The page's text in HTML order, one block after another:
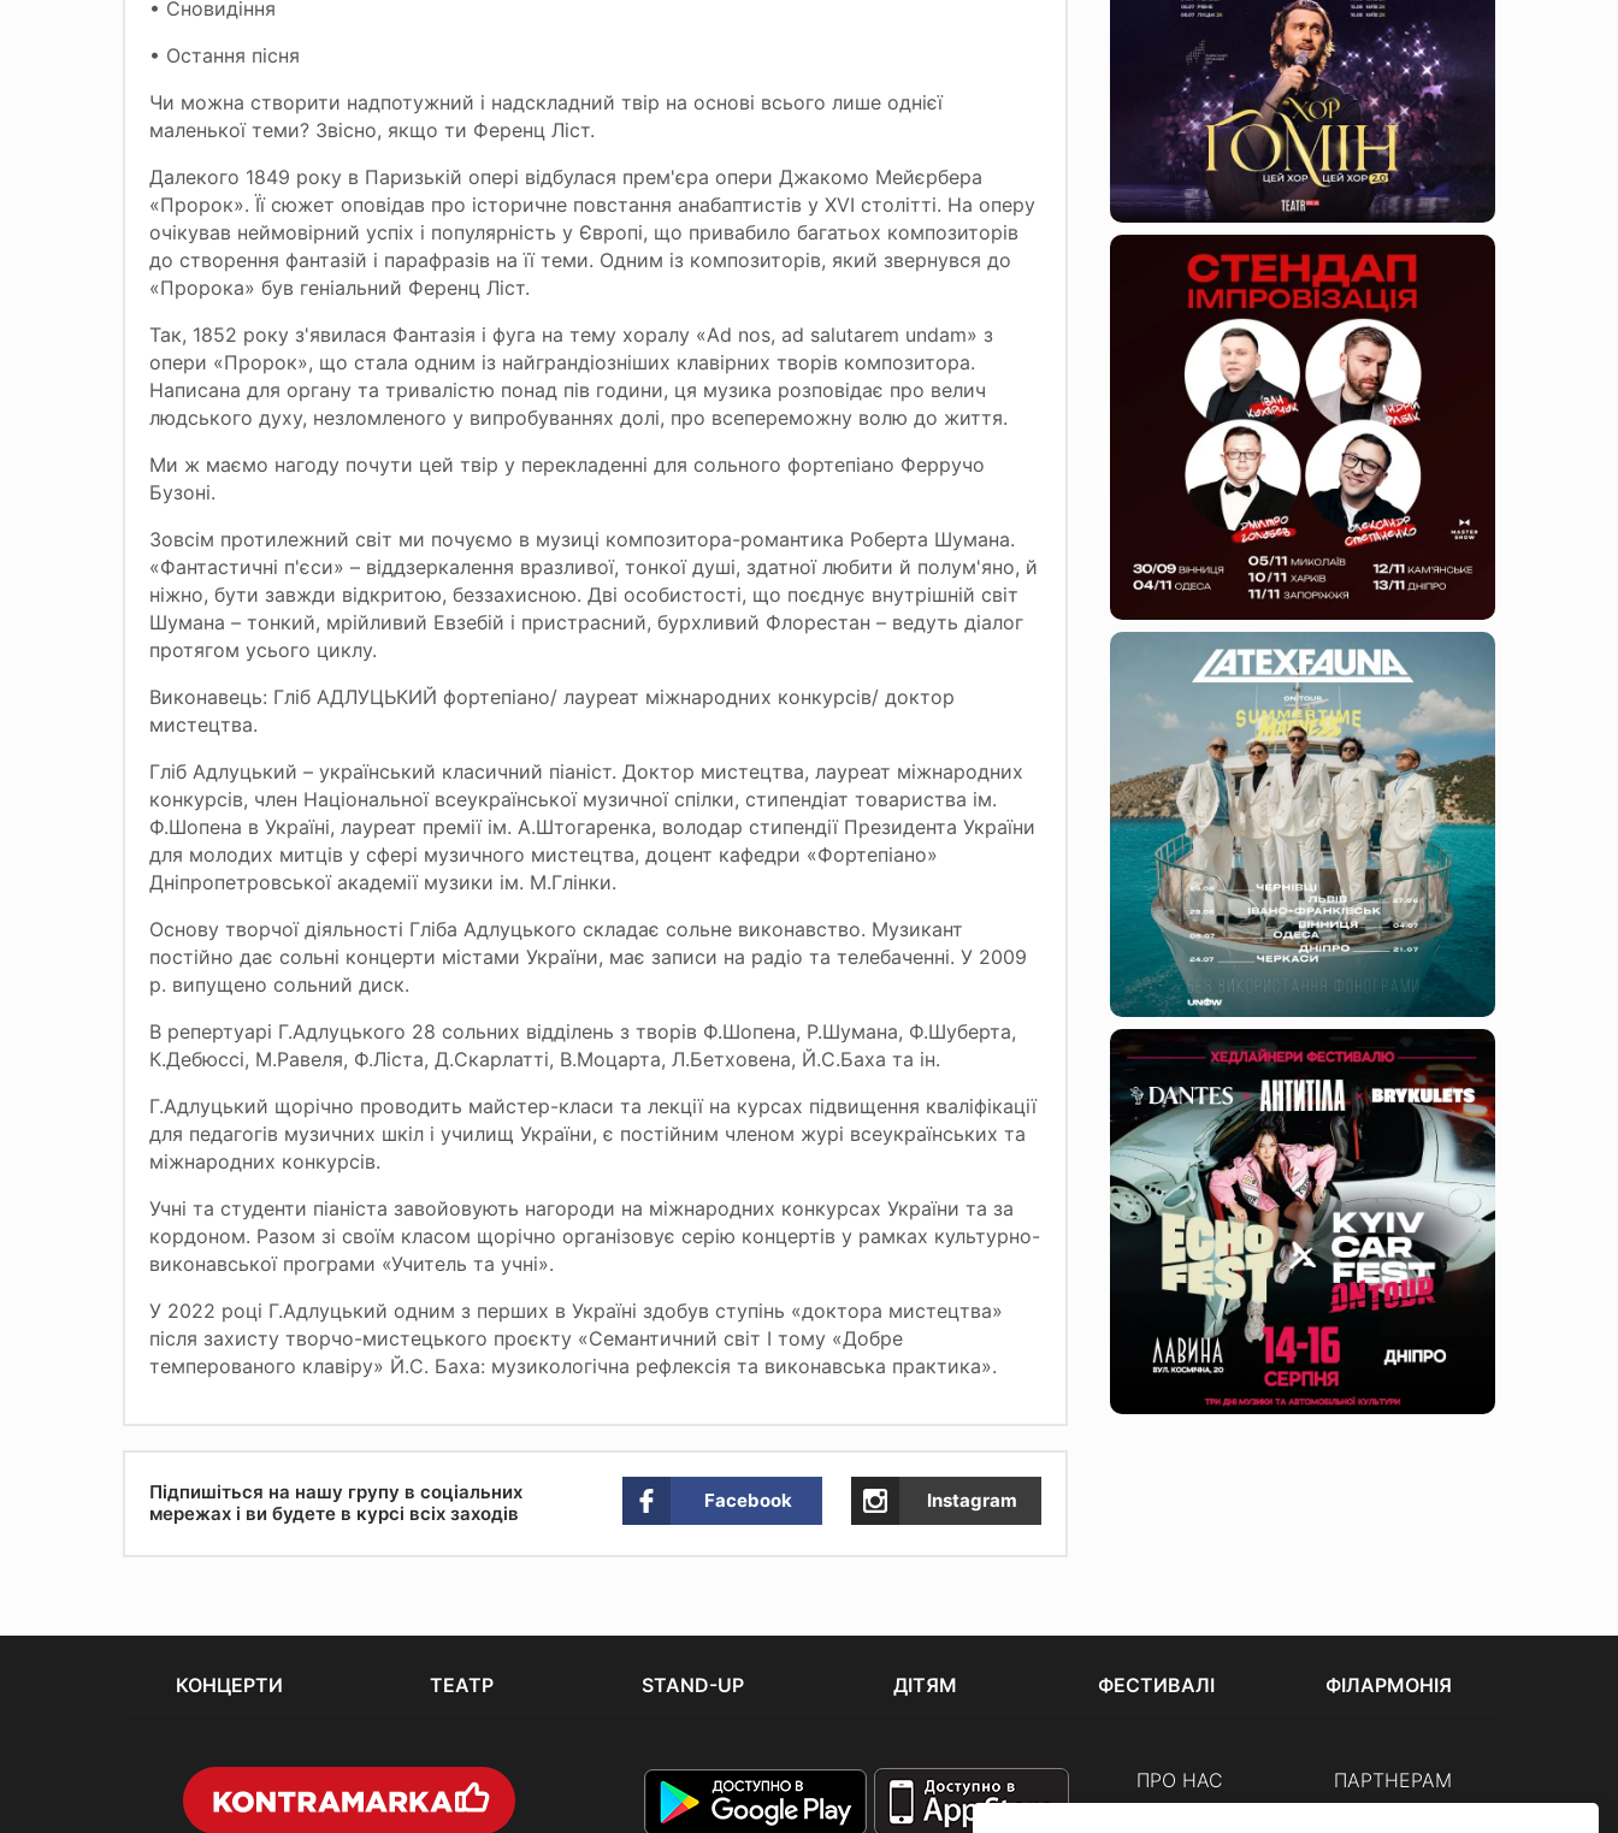
• Сновидіння
• Остання пісня
Чи можна створити надпотужний і надскладний твір на основі всього лише однієї
маленької теми? Звісно, якщо ти Ференц Ліст.
Далекого 1849 року в Паризькій опері відбулася прем'єра опери Джакомо Мейєрбера
«Пророк». Її сюжет оповідав про історичне повстання анабаптистів у ХVI столітті. На оперу
очікував неймовірний успіх і популярність у Європі, що привабило багатьох композиторів
до створення фантазій і парафразів на її теми. Одним із композиторів, який звернувся до
«Пророка» був геніальний Ференц Ліст.
Так, 1852 року з'явилася Фантазія і фуга на тему хоралу «Ad nos, ad salutarem undam» з
опери «Пророк», що стала одним із найграндіозніших клавірних творів композитора.
Написана для органу та тривалістю понад пів години, ця музика розповідає про велич
людського духу, незломленого у випробуваннях долі, про всепереможну волю до життя.
Ми ж маємо нагоду почути цей твір у перекладенні для сольного фортепіано Ферручо
Бузоні.
Зовсім протилежний світ ми почуємо в музиці композитора-романтика Роберта Шумана.
«Фантастичні п'єси» – віддзеркалення вразливої, тонкої душі, здатної любити й полум'яно, й
ніжно, бути завжди відкритою, беззахисною. Дві особистості, що поєднує внутрішній світ
Шумана – тонкий, мрійливий Евзебій і пристрасний, бурхливий Флорестан – ведуть діалог
протягом усього циклу.
Виконавець: Гліб АДЛУЦЬКИЙ фортепіано/ лауреат міжнародних конкурсів/ доктор
мистецтва.
Гліб Адлуцький – український класичний піаніст. Доктор мистецтва, лауреат міжнародних
конкурсів, член Національної всеукраїнської музичної спілки, стипендіат товариства ім.
Ф.Шопена в Україні, лауреат премії ім. А.Штогаренка, володар стипендії Президента України
для молодих митців у сфері музичного мистецтва, доцент кафедри «Фортепіано»
Дніпропетровської академії музики ім. М.Глінки.
Основу творчої діяльності Гліба Адлуцького складає сольне виконавство. Музикант
постійно дає сольні концерти містами України, має записи на радіо та телебаченні. У 2009
р. випущено сольний диск.
В репертуарі Г.Адлуцького 28 сольних відділень з творів Ф.Шопена, Р.Шумана, Ф.Шуберта,
К.Дебюссі, М.Равеля, Ф.Ліста, Д.Скарлатті, В.Моцарта, Л.Бетховена, Й.С.Баха та ін.
Г.Адлуцький щорічно проводить майстер-класи та лекції на курсах підвищення кваліфікації
для педагогів музичних шкіл і училищ України, є постійним членом журі всеукраїнських та
міжнародних конкурсів.
Учні та студенти піаніста завойовують нагороди на міжнародних конкурсах України та за
кордоном. Разом зі своїм класом щорічно організовує серію концертів у рамках культурно-
виконавської програми «Учитель та учні».
У 2022 році Г.Адлуцький одним з перших в Україні здобув ступінь «доктора мистецтва»
після захисту творчо-мистецького проєкту «Семантичний світ І тому «Добре
темперованого клавіру» Й.С. Баха: музикологічна рефлексія та виконавська практика».
Підпишіться на нашу групу в соціальних
мережах і ви будете в курсі всіх заходів
Facebook Instagram
КОНЦЕРТИ ТЕАТР STAND-UP ДІТЯМ ФЕСТИВАЛІ ФІЛАРМОНІЯ
ПРО НАС ПАРТНЕРАМ